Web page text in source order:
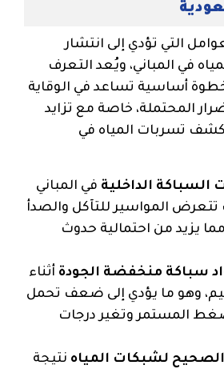
التي تؤدي إلى انتشار
في المباني، ويُعد التعرف
أساسية تساعد في الوقاية
المحتملة، خاصة مع تزايد
كشف تسربات المياه في
السباكة الداخلية في المباني
تتعرض المواسير للتآكل والصدأ
يزيد من احتمالية حدوث
سباكة منخفضة الجودة أثناء
وهو ما يؤدي إلى ضعف تحمل
المستمر وتغير درجات
الصحيح لشبكات المياه نتيجة